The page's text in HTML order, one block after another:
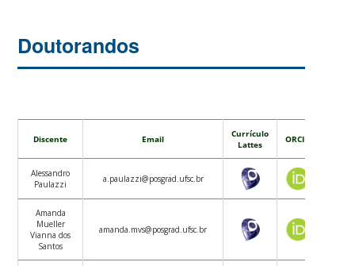
Doutorandos
Discente Email
Currículo
Lattes
ORCID
Alessandro
Paulazzi
a.paulazzi@posgrad.ufsc.br
Amanda
Mueller
Vianna dos
Santos
amanda.mvs@posgrad.ufsc.br